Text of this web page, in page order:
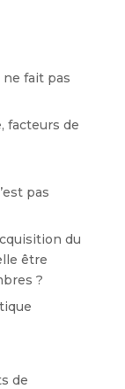
ne fait pas
facteurs de
pas
du
être
?
de